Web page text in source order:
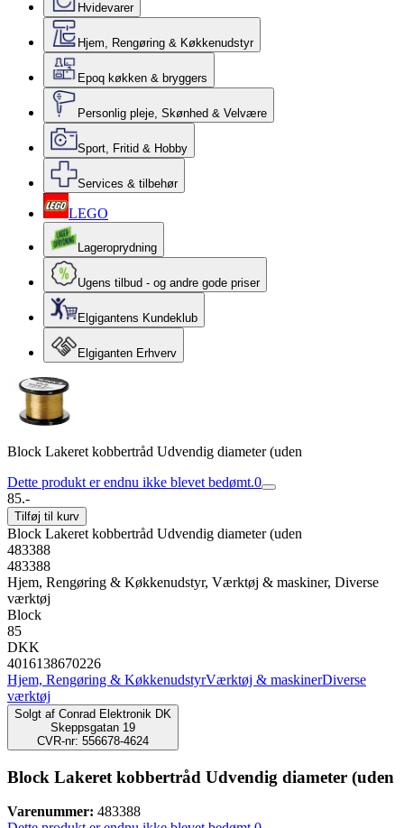
Hvidevarer
Hjem, Rengøring & Køkkenudstyr
Epoq køkken & bryggers
Personlig pleje, Skønhed & Velvære
Sport, Fritid & Hobby
Services & tilbehør
LEGO
Lageroprydning
Ugens tilbud - og andre gode priser
Elgigantens Kundeklub
Elgiganten Erhverv
Block Lakeret kobbertråd Udvendig diameter (uden
Dette produkt er endnu ikke blevet bedømt.0
85.-
Tilføj til kurv
Block Lakeret kobbertråd Udvendig diameter (uden
483388
483388
Hjem, Rengøring & Køkkenudstyr, Værktøj & maskiner, Diverse
værktøj
Block
85
DKK
4016138670226
Hjem, Rengøring & KøkkenudstyrVærktøj & maskinerDiverse
værktøj
Solgt af Conrad Elektronik DK
Skeppsgatan 19
CVR-nr: 556678-4624
Block Lakeret kobbertråd Udvendig diameter (uden
Varenummer: 483388